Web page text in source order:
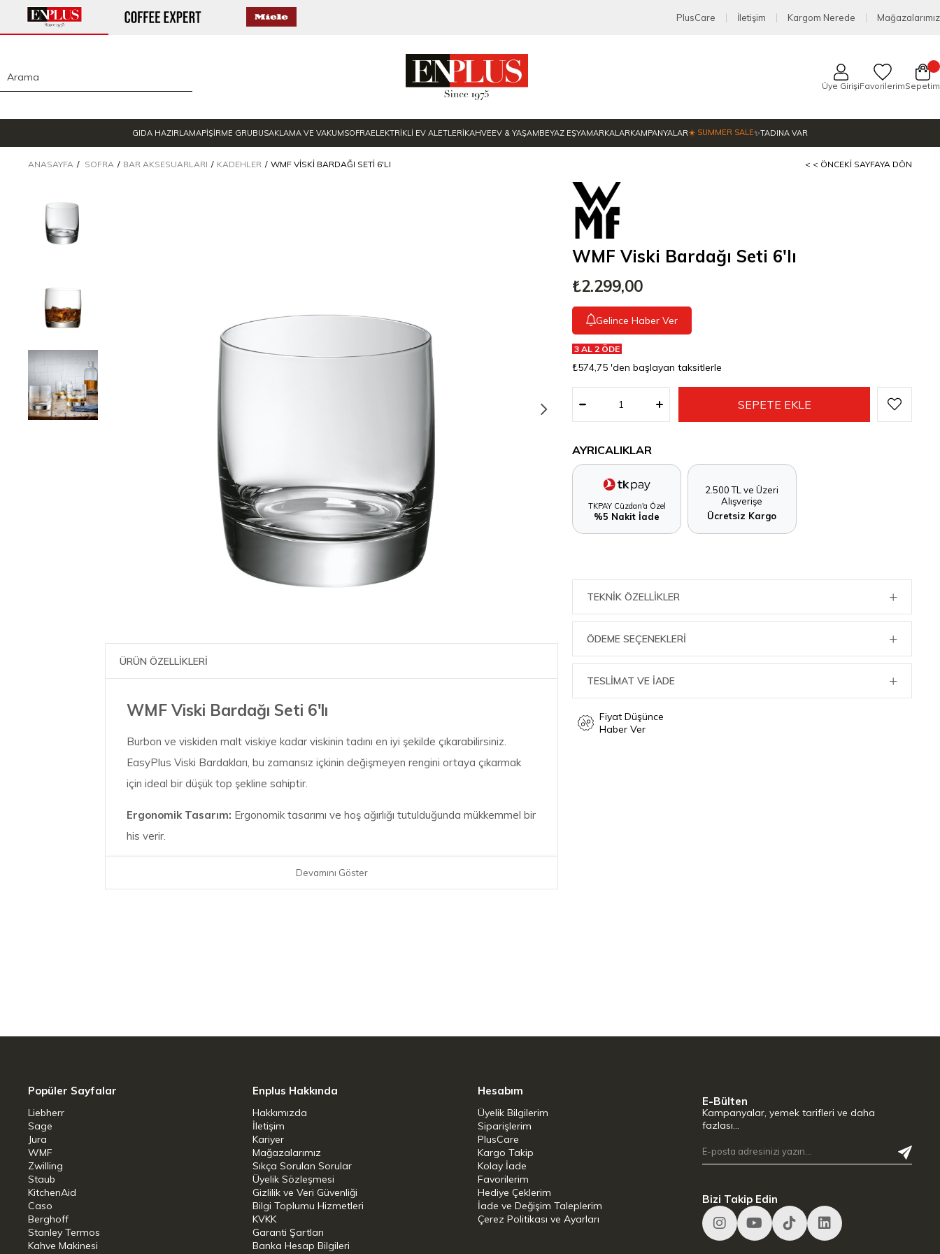
PlusCare İletişim Kargom Nerede Mağazalarımız
Üye GirişiFavorilerimSepetim
GIDA HAZIRLAMAPİŞİRME GRUBUSAKLAMA VE VAKUMSOFRAELEKTRİKLİ EV ALETLERİKAHVEEV & YAŞAMBEYAZ EŞYAMARKALARKAMPANYALAR☀️ SUMMER SALE✨TADINA VAR
ANASAYFA SOFRA BAR AKSESUARLARI KADEHLER WMF VISKI BARDAĞI SETI 6'LI < < ÖNCEKI SAYFAYA DÖN
ÜRÜN ÖZELLİKLERİ
WMF Viski Bardağı Seti 6'lı
Burbon ve viskiden malt viskiye kadar viskinin tadını en iyi şekilde çıkarabilirsiniz.
EasyPlus Viski Bardakları, bu zamansız içkinin değişmeyen rengini ortaya çıkarmak
için ideal bir düşük top şekline sahiptir.
Ergonomik Tasarım: Ergonomik tasarımı ve hoş ağırlığı tutulduğunda mükkemmel bir
his verir.
Zarif kristal camdan üretilen bu bardaklar hem çekici hem de bulaşık
makinesinde yıkanabilir.
Devamını Göster
WMF Viski Bardağı Seti 6'lı
₺2.299,00
Gelince Haber Ver
3 AL 2 ÖDE
₺574,75 'den başlayan taksitlerle
AYRICALIKLAR
TKPAY Cüzdan'a Özel
%5 Nakit İade
2.500 TL ve Üzeri
Alışverişe
Ücretsiz Kargo
TEKNIK ÖZELLIKLER
ÖDEME SEÇENEKLERI
TESLİMAT VE İADE
Fiyat Düşünce
Haber Ver
Popüler Sayfalar
Liebherr
Sage
Jura
WMF
Zwilling
Staub
KitchenAid
Caso
Berghoff
Stanley Termos
Kahve Makinesi
Enplus Hakkında
Hakkımızda
İletişim
Kariyer
Mağazalarımız
Sıkça Sorulan Sorular
Üyelik Sözleşmesi
Gizlilik ve Veri Güvenliği
Bilgi Toplumu Hizmetleri
KVKK
Garanti Şartları
Banka Hesap Bilgileri
Hesabım
Üyelik Bilgilerim
Siparişlerim
PlusCare
Kargo Takip
Kolay İade
Favorilerim
Hediye Çeklerim
İade ve Değişim Taleplerim
Çerez Politikası ve Ayarları
E-Bülten
Kampanyalar, yemek tarifleri ve daha
fazlası…
Bizi Takip Edin